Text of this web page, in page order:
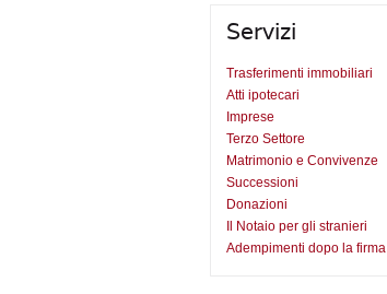
Servizi
Trasferimenti immobiliari
Atti ipotecari
Imprese
Terzo Settore
Matrimonio e Convivenze
Successioni
Donazioni
Il Notaio per gli stranieri
Adempimenti dopo la firma